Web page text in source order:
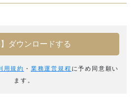
用規約 ・ 業務運営規程 に予め同意願い
ます。